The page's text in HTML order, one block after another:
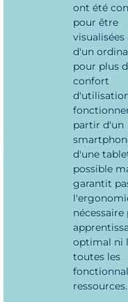
ont été
pour être
d'un
pour plus
confort
partir d'un
d'une
possible
garantit
optimal ni
toutes les
ressources.